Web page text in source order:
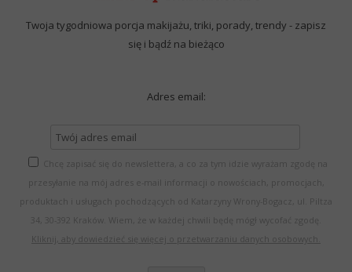
Twoja tygodniowa porcja makijażu, triki, porady, trendy - zapisz
się i bądź na bieżąco
Adres email:
Chcę zapisać się do newslettera, a co za tym idzie wyrażam zgodę na
przesyłanie na mój adres e-mail informacji o nowościach, promocjach,
produktach i usługach pochodzących od Katarzyny Wrony-Bogacz, ul. Piltza
34, 30-392 Kraków. Wiem, że w każdej chwili będę mógł wycofać zgodę.
Kliknij, aby dowiedzieć się więcej o przetwarzaniu danych osobowych.